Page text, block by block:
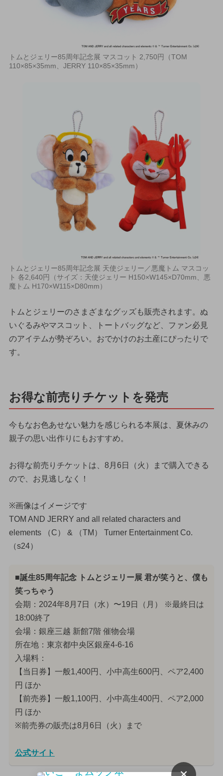
トムとジェリー85周年記念展 マスコット 2,750円（TOM
110×85×35mm、JERRY 110×85×35mm）
トムとジェリー85周年記念展 天使ジェリー／悪魔トム マスコッ
ト 各2,640円（サイズ：天使ジェリー H150×W145×D70mm、悪
魔トム H170×W115×D80mm）
トムとジェリーのさまざまなグッズも販売されます。ぬ
いぐるみやマスコット、トートバッグなど、ファン必見
のアイテムが勢ぞろい。おでかけのお土産にぴったりで
す。
お得な前売りチケットを発売
今もなお色あせない魅力を感じられる本展は、夏休みの
親子の思い出作りにもおすすめ。
お得な前売りチケットは、8月6日（火）まで購入できる
ので、お見逃しなく！
※画像はイメージです
TOM AND JERRY and all related characters and
elements （C） & （TM） Turner Entertainment Co.
（s24）
■誕生85周年記念 トムとジェリー展 君が笑うと、僕も
笑っちゃう
会期：2024年8月7日（水）〜19日（月） ※最終日は
18:00終了
会場：銀座三越 新館7階 催物会場
所在地：東京都中央区銀座4-6-16
入場料：
【当日券】一般1,400円、小中高生600円、ペア2,400
円 ほか
【前売券】一般1,100円、小中高生400円、ペア2,000
円 ほか
※前売券の販売は8月6日（火）まで
公式サイト